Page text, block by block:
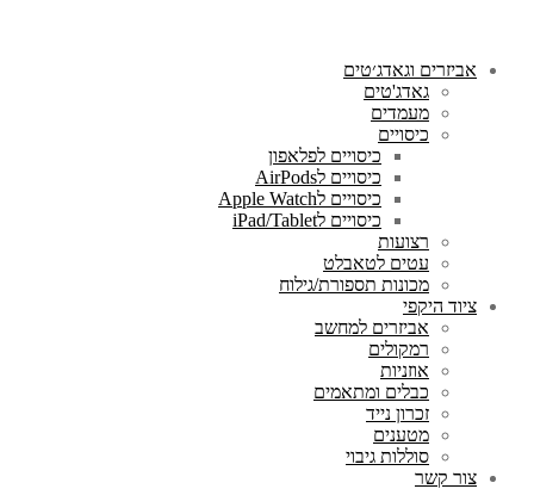
אביזרים וגאדג׳טים
גאדג'טים
מעמדים
כיסויים
כיסויים לפלאפון
כיסויים לAirPods
כיסויים לApple Watch
כיסויים לiPad/Tablet
רצועות
עטים לטאבלט
מכונות תספורת/גילוח
ציוד היקפי
אביזרים למחשב
רמקולים
אוזניות
כבלים ומתאמים
זכרון נייד
מטענים
סוללות גיבוי
צור קשר